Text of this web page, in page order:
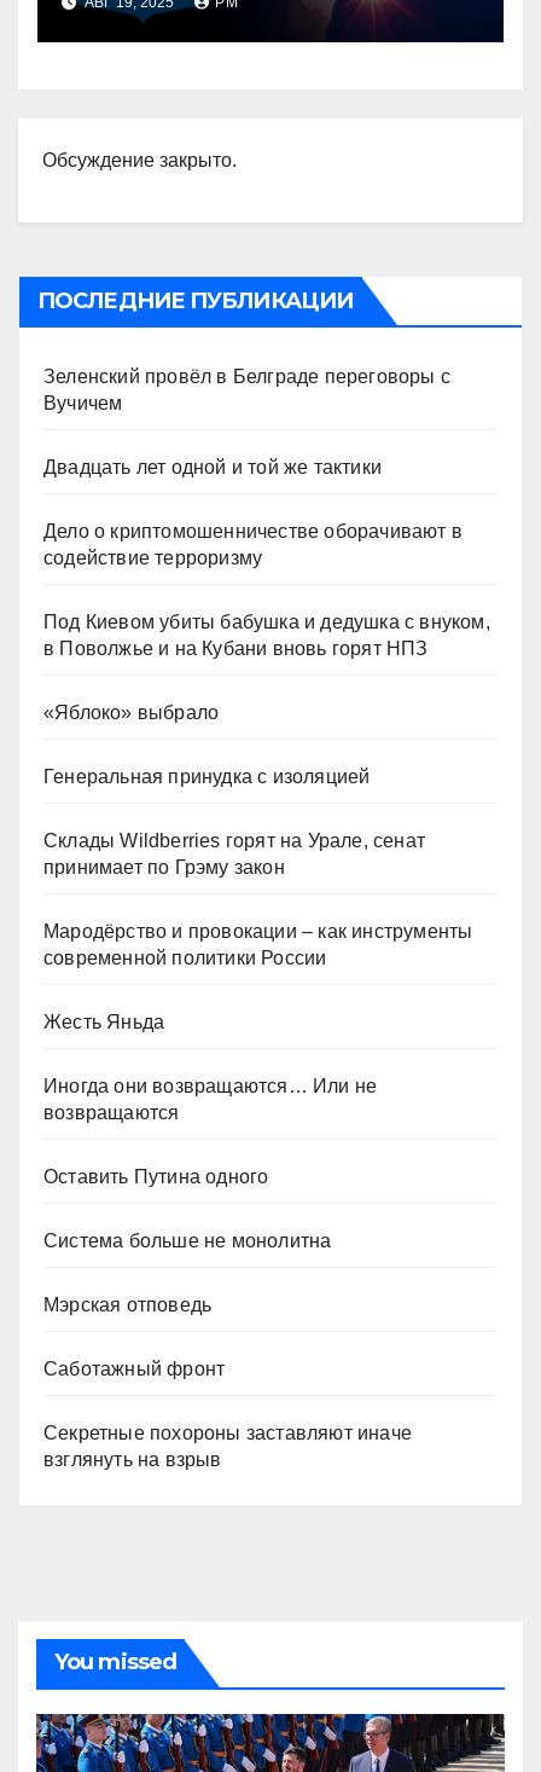
природы для нас цели
неразрывные
Обсуждение закрыто.
ПОСЛЕДНИЕ ПУБЛИКАЦИИ
Зеленский провёл в Белграде переговоры с
Вучичем
Двадцать лет одной и той же тактики
Дело о криптомошенничестве оборачивают в
содействие терроризму
Под Киевом убиты бабушка и дедушка с внуком,
в Поволжье и на Кубани вновь горят НПЗ
«Яблоко» выбрало
Генеральная принудка с изоляцией
Склады Wildberries горят на Урале, сенат
принимает по Грэму закон
Мародёрство и провокации – как инструменты
современной политики России
Жесть Яньда
Иногда они возвращаются… Или не
возвращаются
Оставить Путина одного
Система больше не монолитна
Мэрская отповедь
Саботажный фронт
Секретные похороны заставляют иначе
взглянуть на взрыв
You missed